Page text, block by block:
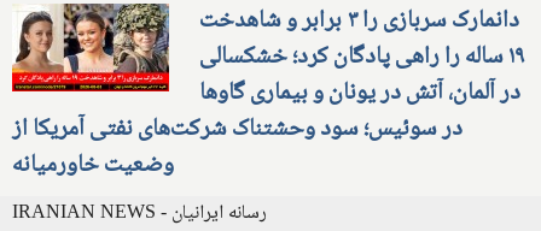
دانمارک سربازی را ۳ برابر و شاهدخت
۱۹ ساله را راهی پادگان کرد؛ خشکسالی
در آلمان، آتش در یونان و بیماری گاوها
در سوئیس؛ سود وحشتناک شرکت‌های نفتی آمریکا از
وضعیت خاورمیانه
IRANIAN NEWS - رسانه ایرانیان